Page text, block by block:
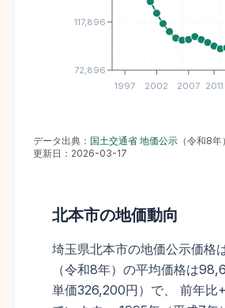
1997 2002 2007 2011
72,896
117,896
データ出典： 国土交通省 地価公示 （令和8年）
更新日： 2026-03-17
北本市の地価動向
埼玉県北本市の地価公示価格
（令和8年）の平均価格は
単価326,200円）で、 前年比